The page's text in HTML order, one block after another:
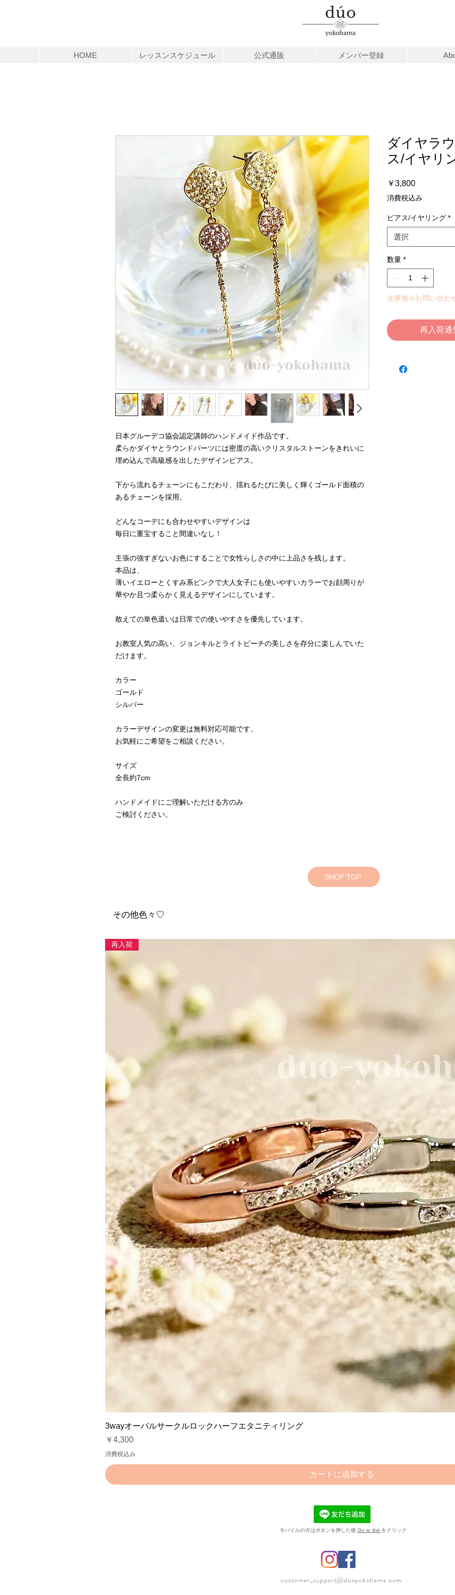
HOME レッスンスケジュール 公式通販 メンバー登録
日本グルーデコ協会認定講師のハンドメイド作品です。
柔らかダイヤとラウンドパーツには密度の高いクリスタルストーンをきれいに
埋め込んで高級感を出したデザインピアス。
下から流れるチェーンにもこだわり、揺れるたびに美しく輝くゴールド面積の
あるチェーンを採用。
どんなコーデにも合わせやすいデザインは
毎日に重宝すること間違いなし！
主張の強すぎないお色にすることで女性らしさの中に上品さを残します。
本品は、
薄いイエローとくすみ系ピンクで大人女子にも使いやすいカラーでお顔周りが
華やか且つ柔らかく見えるデザインにしています。
敢えての単色遣いは日常での使いやすさを優先しています。
お教室人気の高い、ジョンキルとライトピーチの美しさを存分に楽しんでいた
だけます。
カラー
ゴールド
シルバー
カラーデザインの変更は無料対応可能です。
お気軽にご希望をご相談ください。
サイズ
全長約7cm
ハンドメイドにご理解いただける方のみ
ご検討ください。
ダイヤラ
ス/イヤリ
￥3,800価
格
消費税込み
ピアス/イヤリング *
選択
数量 *
在庫無※お問い合わ
再入荷通
SHOP TOP
その他色々♡
再入荷
3wayオーバルサークルロックハーフエタニティリング
価格
￥4,300
消費税込み
カートに追加する
​モバイルの方はボタンを押した後 Go to link をクリック
customer_support@duoyokohama.com